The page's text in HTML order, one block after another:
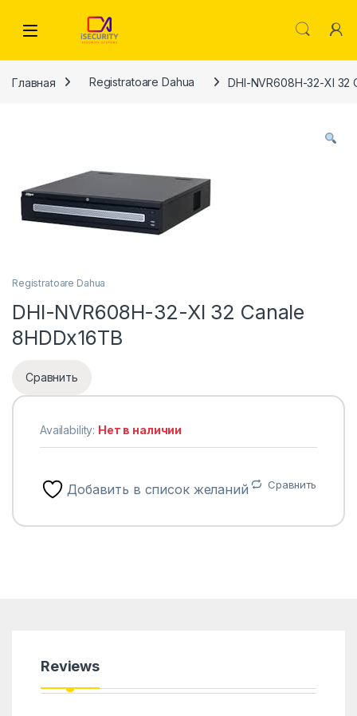
Главная Registratoare Dahua DHI-NVR608H-32-XI 32
Registratoare Dahua
DHI-NVR608H-32-XI 32 Canale
8HDDx16TB
Сравнить
Availability: Нет в наличии
Добавить в список желаний Сравнить
Reviews